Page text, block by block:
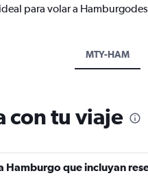
para volar a
MTY-HAM
con tu viaje
Hamburgo que incluyan